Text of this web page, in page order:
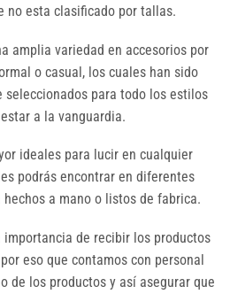
no esta clasificado por tallas.
amplia variedad en accesorios por
o casual, los cuales han sido
seleccionados para todo los estilos
a la vanguardia.
ideales para lucir en cualquier
podrás encontrar en diferentes
a mano o listos de fabrica.
importancia de recibir los productos
eso que contamos con personal
de los productos y así asegurar que